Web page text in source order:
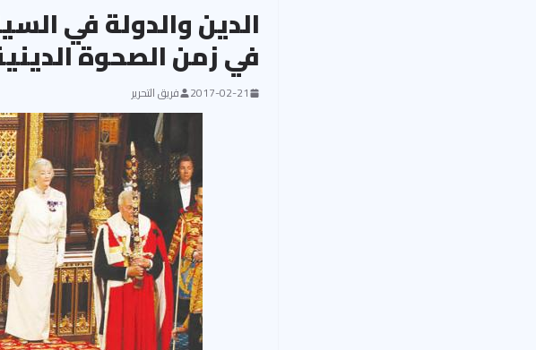
الدين والدولة في
في زمن الصحوة
2017-02-21 فريق التحرير